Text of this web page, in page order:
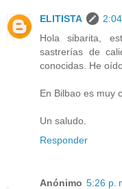
ELITISTA
Hola sibarita,
sastrerías de
conocidas. He
En Bilbao es muy
Un saludo.
Responder
Anónimo 5:26 p.